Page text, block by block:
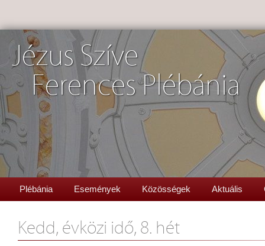
Jézus Szíve
Ferences Plébánia
Plébánia Események Közösségek Aktuális
Kedd, évközi idő, 8. hét